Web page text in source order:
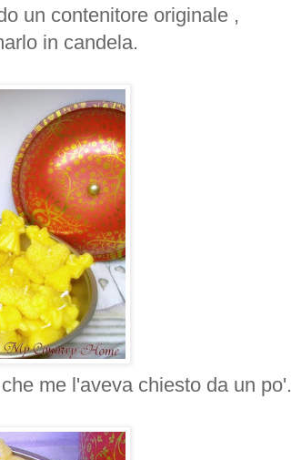
un contenitore originale ,
in candela.
me l'aveva chiesto da un po'.